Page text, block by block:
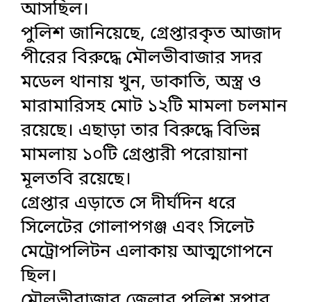
আসছিল।
পুলিশ জানিয়েছে, গ্রেপ্তারকৃত আজাদ
পীরের বিরুদ্ধে মৌলভীবাজার সদর
মডেল থানায় খুন, ডাকাতি, অস্ত্র ও
মারামারিসহ মোট ১২টি মামলা চলমান
রয়েছে। এছাড়া তার বিরুদ্ধে বিভিন্ন
মামলায় ১০টি গ্রেপ্তারী পরোয়ানা
মূলতবি রয়েছে।
গ্রেপ্তার এড়াতে সে দীর্ঘদিন ধরে
সিলেটের গোলাপগঞ্জ এবং সিলেট
মেট্রোপলিটন এলাকায় আত্মগোপনে
ছিল।